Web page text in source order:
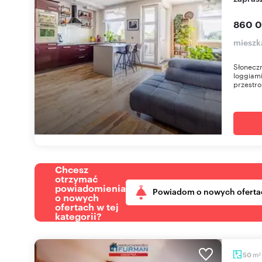
860
Chcesz
otrzymać
powiadomienia
o nowych
ofertach w tej
kategorii?
Powiadom o nowych
50 m2